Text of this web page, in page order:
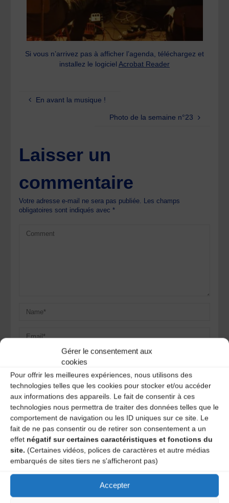
Gérer le consentement aux
cookies
Pour offrir les meilleures expériences, nous utilisons des
technologies telles que les cookies pour stocker et/ou accéder
aux informations des appareils. Le fait de consentir à ces
technologies nous permettra de traiter des données telles que le
comportement de navigation ou les ID uniques sur ce site. Le
fait de ne pas consentir ou de retirer son consentement a un
effet négatif sur certaines caractéristiques et fonctions du
site. (Certaines vidéos, polices de caractères et autre médias
embarqués de sites tiers ne s'afficheront pas)
Accepter
Si vous n’arrivez pas à afficher l’agenda, téléchargez et
installez le logiciel Acrobat Reader
En avant la musique !
Photo de la semaine n°23
Laisser un
commentaire
Votre adresse e-mail ne sera pas publiée. Les champs
obligatoires sont indiqués avec*
Save my name, email, and site URL in my browser for next
time I post a comment.
Ce site utilise Akismet pour réduire les indésirables.En
savoir plus sur la façon dont les données de vos
commentaires sont traitées.